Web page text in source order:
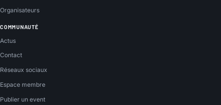
Organisateurs
COMMUNAUTÉ
Actus
Contact
Réseaux sociaux
Espace membre
Publier un event